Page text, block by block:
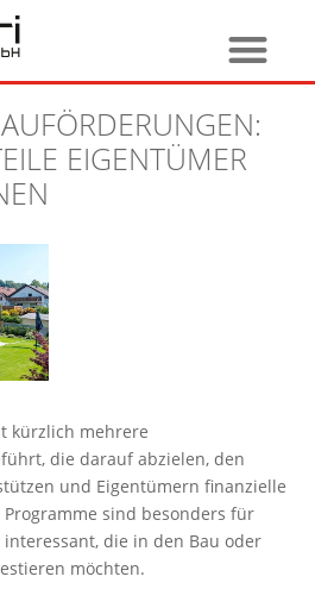
EIGENTÜMER
kürzlich mehrere
die darauf abzielen, den
und Eigentümern finanzielle
sind besonders für
die in den Bau oder
möchten.